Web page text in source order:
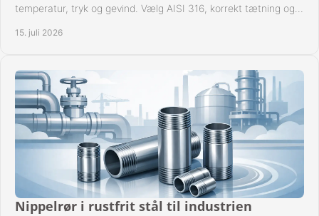
temperatur, tryk og gevind. Vælg AISI 316, korrekt tætning og
15. juli 2026
Nippelrør i rustfrit stål til industrien